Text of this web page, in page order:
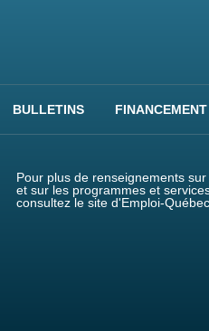
BULLETINS FINANCEMENT
Pour plus de renseignements
et sur les programmes et
consultez le site d'Emploi-Québec